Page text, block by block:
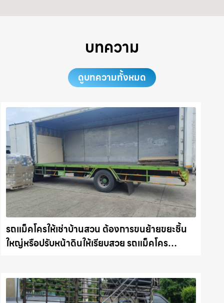
บทความ
ดูบทความทั้งหมด
รถแม็คโครให้เช่าบ้านสวน ต้องการขนย้ายขยะชิ้น
ใหญ่หรือปรับหน้าดินให้เรียบสวย รถแม็คโคร